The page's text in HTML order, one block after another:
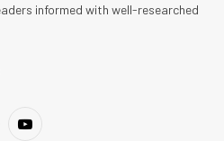
informed with well-researched
YouTube